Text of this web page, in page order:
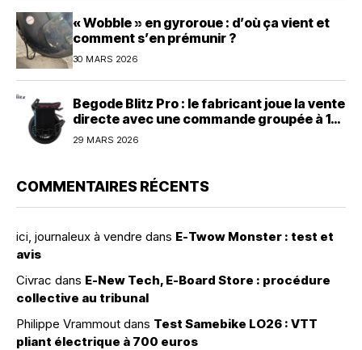
« Wobble » en gyroroue : d’où ça vient et
comment s’en prémunir ?
30 MARS 2026
Begode Blitz Pro : le fabricant joue la vente
directe avec une commande groupée à 1
600 dollars
29 MARS 2026
COMMENTAIRES RÉCENTS
ici, journaleux à vendre dans E-Twow Monster : test et
avis
Civrac dans E-New Tech, E-Board Store : procédure
collective au tribunal
Philippe Vrammout dans Test Samebike LO26 : VTT
pliant électrique à 700 euros